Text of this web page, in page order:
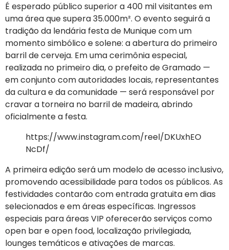
É esperado público superior a 400 mil visitantes em
uma área que supera 35.000m². O evento seguirá a
tradição da lendária festa de Munique com um
momento simbólico e solene: a abertura do primeiro
barril de cerveja. Em uma cerimônia especial,
realizada no primeiro dia, o prefeito de Gramado —
em conjunto com autoridades locais, representantes
da cultura e da comunidade — será responsável por
cravar a torneira no barril de madeira, abrindo
oficialmente a festa.
https://www.instagram.com/reel/DKUxhEO
NcDf/
A primeira edição será um modelo de acesso inclusivo,
promovendo acessibilidade para todos os públicos. As
festividades contarão com entrada gratuita em dias
selecionados e em áreas específicas. Ingressos
especiais para áreas VIP oferecerão serviços como
open bar e open food, localização privilegiada,
lounges temáticos e ativações de marcas.